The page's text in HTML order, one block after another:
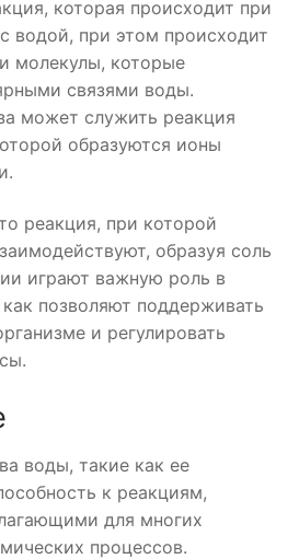
которая происходит при
водой, при этом происходит
молекулы, которые
связями воды.
может служить реакция
образуются ионы
реакция, при которой
образуя соль
играют важную роль в
позволяют поддерживать
и регулировать
воды, такие как ее
к реакциям,
для многих
процессов.